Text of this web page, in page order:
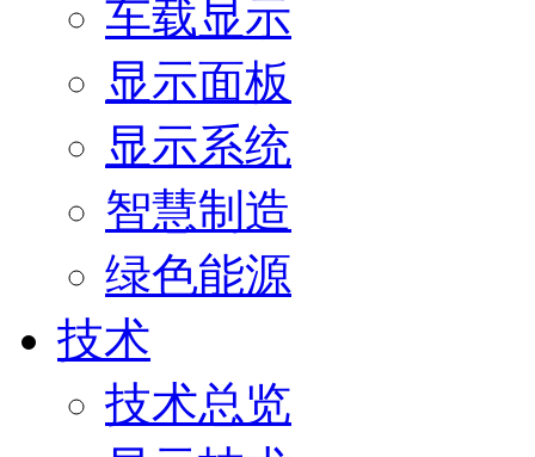
车载显示
显示面板
显示系统
智慧制造
绿色能源
技术
技术总览